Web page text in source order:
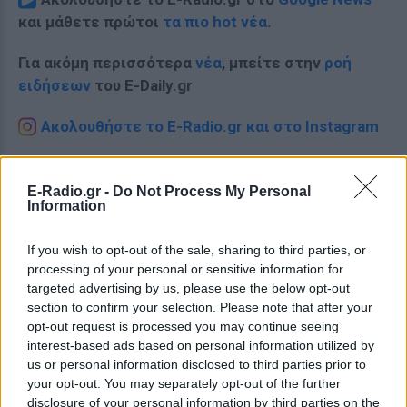
E-Radio.gr - Do Not Process My Personal
Information
If you wish to opt-out of the sale, sharing to third parties, or
processing of your personal or sensitive information for
targeted advertising by us, please use the below opt-out
section to confirm your selection. Please note that after your
opt-out request is processed you may continue seeing
interest-based ads based on personal information utilized by
us or personal information disclosed to third parties prior to
your opt-out. You may separately opt-out of the further
disclosure of your personal information by third parties on the
και μάθετε πρώτοι τα πιο hot νέα.
Για ακόμη περισσότερα νέα, μπείτε στην ροή
ειδήσεων του E-Daily.gr
Ακολουθήστε το E-Radio.gr και στο Instagram
ΔΙΑΦΗΜΙΣΗ